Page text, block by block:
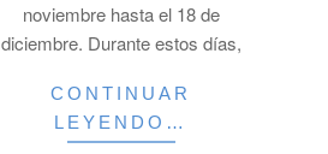
noviembre hasta el 18 de
diciembre. Durante estos días,
CONTINUAR
LEYENDO…